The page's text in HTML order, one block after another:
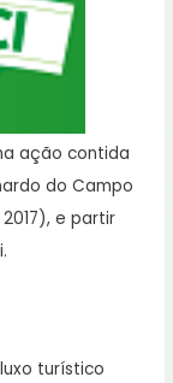
ação contida
do Campo
e partir
turístico